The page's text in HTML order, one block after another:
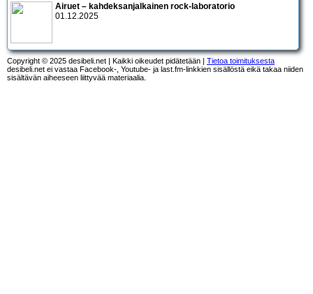
Airuet – kahdeksanjalkainen rock-laboratorio
01.12.2025
Copyright © 2025 desibeli.net | Kaikki oikeudet pidätetään | Tietoa toimituksesta
desibeli.net ei vastaa Facebook-, Youtube- ja last.fm-linkkien sisällöstä eikä takaa niiden
sisältävän aiheeseen liittyvää materiaalia.